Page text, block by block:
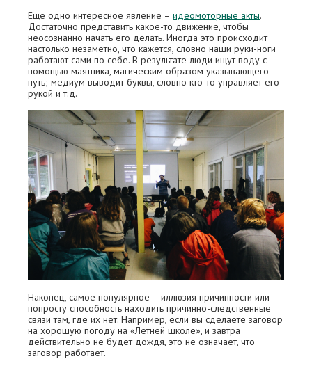
Еще одно интересное явление – идеомоторные акты.
Достаточно представить какое-то движение, чтобы
неосознанно начать его делать. Иногда это происходит
настолько незаметно, что кажется, словно наши руки-ноги
работают сами по себе. В результате люди ищут воду с
помощью маятника, магическим образом указывающего
путь; медиум выводит буквы, словно кто-то управляет его
рукой и т.д.
Наконец, самое популярное – иллюзия причинности или
попросту способность находить причинно-следственные
связи там, где их нет. Например, если вы сделаете заговор
на хорошую погоду на «Летней школе», и завтра
действительно не будет дождя, это не означает, что
заговор работает.